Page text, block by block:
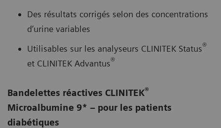
Des résultats corrigés selon des concentrations
d’urine variables
Utilisables sur les analyseurs CLINITEK Status®
et CLINITEK Advantus®
Bandelettes réactives CLINITEK®
Microalbumine 9* – pour les patients
diabétiques